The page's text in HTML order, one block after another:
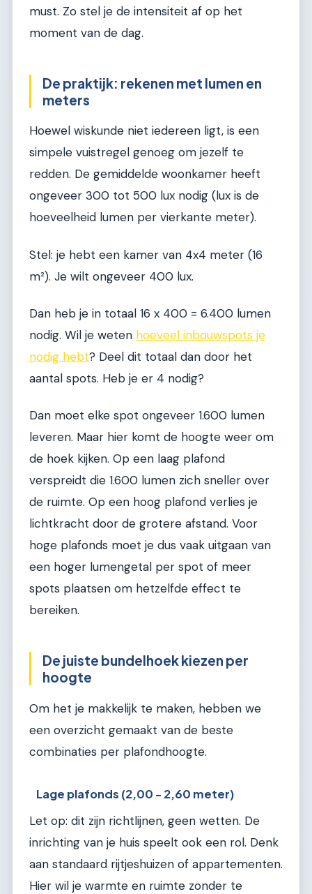
must. Zo stel je de intensiteit af op het
moment van de dag.
De praktijk: rekenen met lumen en
meters
Hoewel wiskunde niet iedereen ligt, is een
simpele vuistregel genoeg om jezelf te
redden. De gemiddelde woonkamer heeft
ongeveer 300 tot 500 lux nodig (lux is de
hoeveelheid lumen per vierkante meter).
Stel: je hebt een kamer van 4x4 meter (16
m²). Je wilt ongeveer 400 lux.
Dan heb je in totaal 16 x 400 = 6.400 lumen
nodig. Wil je weten hoeveel inbouwspots je
nodig hebt? Deel dit totaal dan door het
aantal spots. Heb je er 4 nodig?
Dan moet elke spot ongeveer 1.600 lumen
leveren. Maar hier komt de hoogte weer om
de hoek kijken. Op een laag plafond
verspreidt die 1.600 lumen zich sneller over
de ruimte. Op een hoog plafond verlies je
lichtkracht door de grotere afstand. Voor
hoge plafonds moet je dus vaak uitgaan van
een hoger lumengetal per spot of meer
spots plaatsen om hetzelfde effect te
bereiken.
De juiste bundelhoek kiezen per
hoogte
Om het je makkelijk te maken, hebben we
een overzicht gemaakt van de beste
combinaties per plafondhoogte.
Lage plafonds (2,00 - 2,60 meter)
Let op: dit zijn richtlijnen, geen wetten. De
inrichting van je huis speelt ook een rol. Denk
aan standaard rijtjeshuizen of appartementen.
Hier wil je warmte en ruimte zonder te